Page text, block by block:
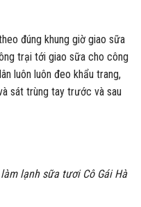
đúng khung giờ giao sữa
trại tới giao sữa cho công
luôn luôn đeo khẩu trang,
sát trùng tay trước và sau
lạnh sữa tươi Cô Gái Hà